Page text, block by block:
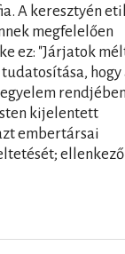
A keresztyén
megfelelően
ez: "Járjatok
hogy
kijelentett
embertársai
ellenkező